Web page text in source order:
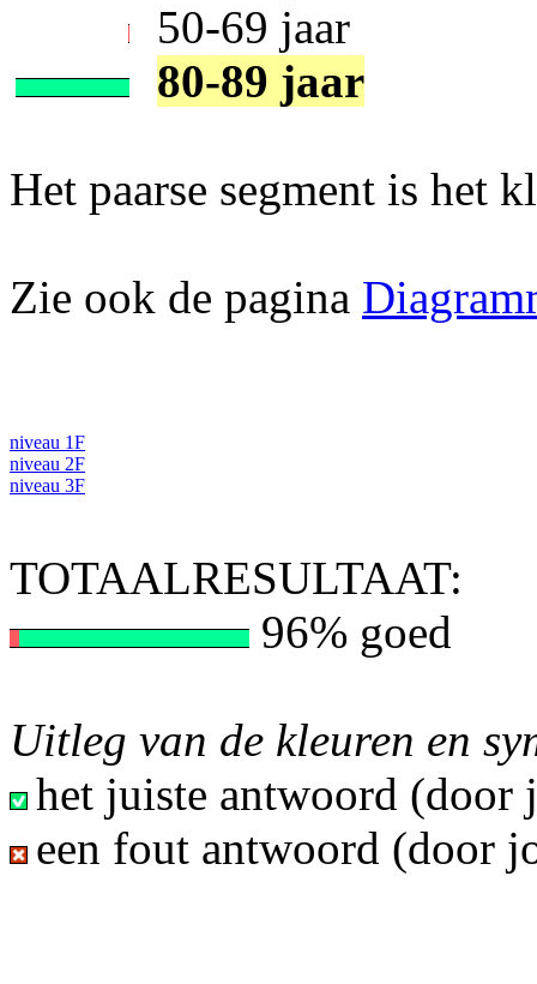
50-69 jaar
80-89 jaar
Het paarse segment is het
Zie ook de pagina
niveau 1F
niveau 2F
niveau 3F
TOTAALRESULTAAT:
96% goed
Uitleg van de kleuren en
het juiste antwoord (door
een fout antwoord (door